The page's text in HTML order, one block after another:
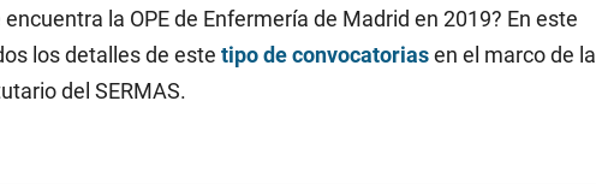
la OPE de Enfermería de Madrid en 2019? En este
los detalles de este tipo de convocatoriasen el marco de la
del SERMAS.